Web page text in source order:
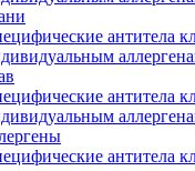
антитела
антитела
антитела